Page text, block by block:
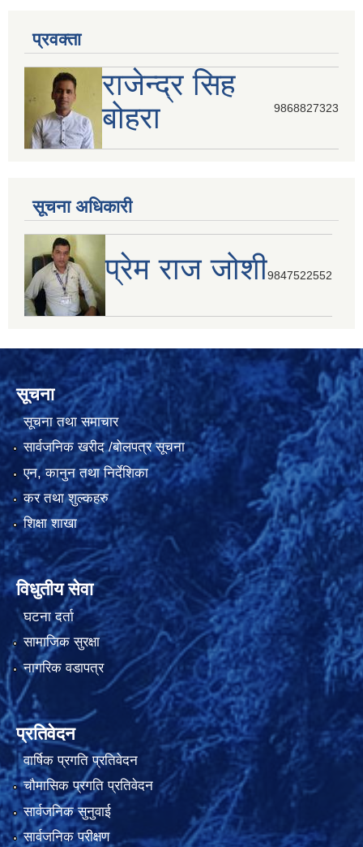
प्रवक्ता
राजेन्द्र सिह
बोहरा
9868827323
सूचना अधिकारी
प्रेम राज जोशी9847522552
सूचना
सूचना तथा समाचार
सार्वजनिक खरीद /बोलपत्र सूचना
एन, कानुन तथा निर्देशिका
कर तथा शुल्कहरु
शिक्षा शाखा
विधुतीय सेवा
घटना दर्ता
सामाजिक सुरक्षा
नागरिक वडापत्र
प्रतिवेदन
वार्षिक प्रगति प्रतिवेदन
चौमासिक प्रगति प्रतिवेदन
सार्वजनिक सुनुवाई
सार्वजनिक परीक्षण